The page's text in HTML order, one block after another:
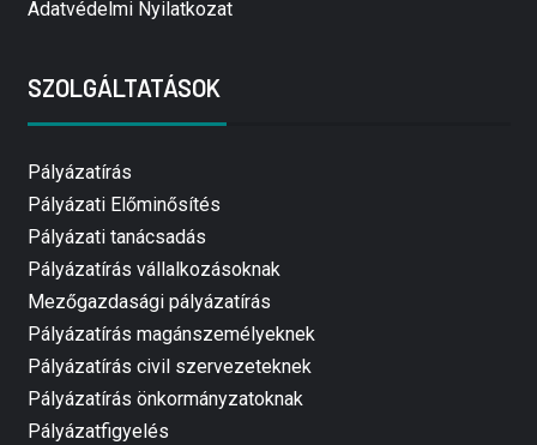
Adatvédelmi Nyilatkozat
SZOLGÁLTATÁSOK
Pályázatírás
Pályázati Előminősítés
Pályázati tanácsadás
Pályázatírás vállalkozásoknak
Mezőgazdasági pályázatírás
Pályázatírás magánszemélyeknek
Pályázatírás civil szervezeteknek
Pályázatírás önkormányzatoknak
Pályázatfigyelés